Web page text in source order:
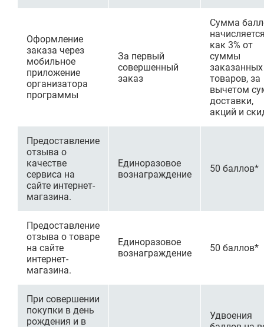
Оформление
заказа через
мобильное
приложение
организатора
программы
За первый
совершенный
заказ
Сумма
как 3% от
суммы
заказанных
товаров, за
вычетом
доставки,
акций и
Предоставление
отзыва о
качестве
сервиса на
сайте интернет-
магазина.
Единоразовое
вознаграждение
50 баллов*
Предоставление
отзыва о товаре
на сайте
интернет-
магазина.
Единоразовое
вознаграждение
50 баллов*
При совершении
покупки в день
рождения и в
Удвоения